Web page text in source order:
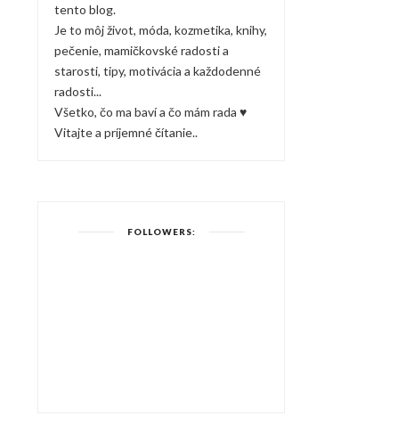
tento blog.
Je to môj život, móda, kozmetika, knihy,
pečenie, mamičkovské radosti a
starosti, tipy, motivácia a každodenné
radosti...
Všetko, čo ma baví a čo mám rada ♥
Vitajte a príjemné čítanie..
FOLLOWERS: